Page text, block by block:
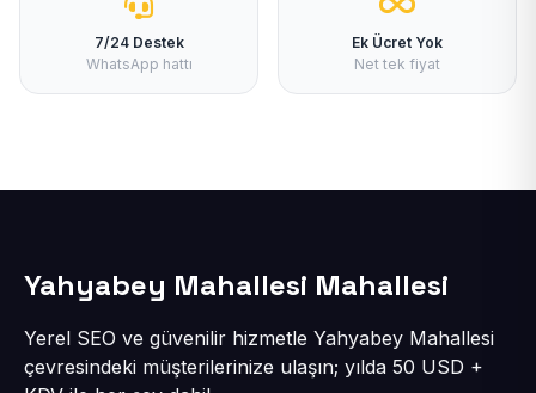
7/24 Destek
WhatsApp hattı
Ek Ücret Yok
Net tek fiyat
Yahyabey Mahallesi Mahallesi
Yerel SEO ve güvenilir hizmetle Yahyabey Mahallesi
çevresindeki müşterilerinize ulaşın; yılda 50 USD +